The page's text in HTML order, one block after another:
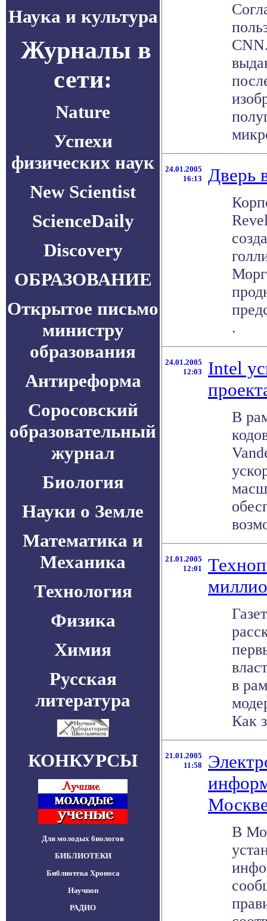
Наука и культура
Журналы в
сети:
Nature
Успехи
физических наук
New Scientist
ScienceDaily
Discovery
ОБРАЗОВАНИЕ
Открытое письмо
министру
образования
Антиреформа
Соросовский
образовательный
журнал
Биология
Науки о Земле
Математика и
Механика
Технология
Физика
Химия
Русская
литература
КОНКУРСЫ
Для молодых биологов
БИБЛИОТЕКИ
Библиотека Хроноса
Научпоп
РАДИО
24.01.2005
16:13
Дверь
.
24.01.2005
12:03
Intel
В
21.01.2005
12:01
в
Как
21.01.2005
11:58
В